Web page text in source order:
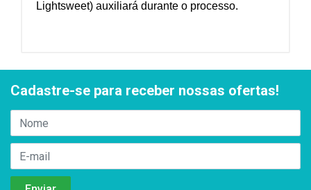
Lightsweet) auxiliará durante o processo.
Cadastre-se para receber nossas ofertas!